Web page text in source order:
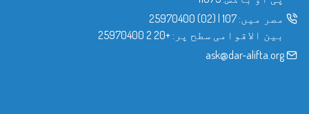
مصر میں: 107
|
(02) 25970400
بین الاقوامی سطح پر: +20 2 25970400
ask@dar-alifta.org